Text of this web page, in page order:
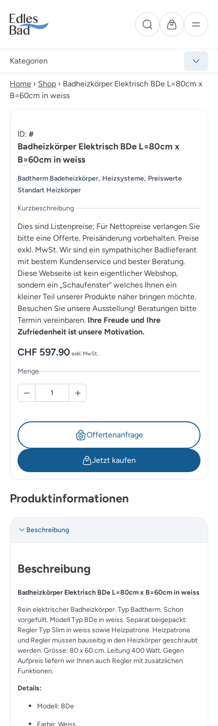
Kategorien
Home › Shop › Badheizkörper Elektrisch BDe L=80cm x
B=60cm in weiss
ID: #
Badheizkörper Elektrisch BDe L=80cm x
B=60cm in weiss
Badtherm Badeheizkörper, Heizsysteme, Preiswerte
Standart Heizkörper
Kurzbeschreibung
Dies sind Listenpreise; Für Nettopreise verlangen Sie
bitte eine Offerte. Preisänderung vorbehalten. Preise
exkl. MwSt. Wir sind ein sympathischer Badlieferant
mit bestem Kundenservice und bester Beratung.
Diese Webseite ist kein eigentlicher Webshop,
sondern ein „Schaufenster“ welches Ihnen ein
kleiner Teil unserer Produkte näher bringen möchte.
Besuchen Sie unsere Ausstellung! Beratungen bitte
Termin vereinbaren. Ihre Freude und Ihre
Zufriedenheit ist unsere Motivation.
CHF 597.90 exkl. MwSt.
Menge
Offertenanfrage
Jetzt kaufen
Produktinformationen
Beschreibung
Beschreibung
Badheizkörper Elektrisch BDe L=80cm x B=60cm in weiss
Rein elektrischer Badheizkörper. Typ Badtherm. Schon
vorgefüllt. Modell Typ BDe in weiss. Separat beigepackt:
Regler Typ Slim in weiss sowie Heizpatrone. Heizpatrone
und Regler müssen bauseitig in den Heizkörper geschraubt
werden. Grösse: 80 x 60 cm. Leitung 400 Watt. Gegen
Aufpreis liefern wir Ihnen auch Regler mit zusätzlichen
Funktionen.
Details:
Modell: BDe
Farbe: Weiss